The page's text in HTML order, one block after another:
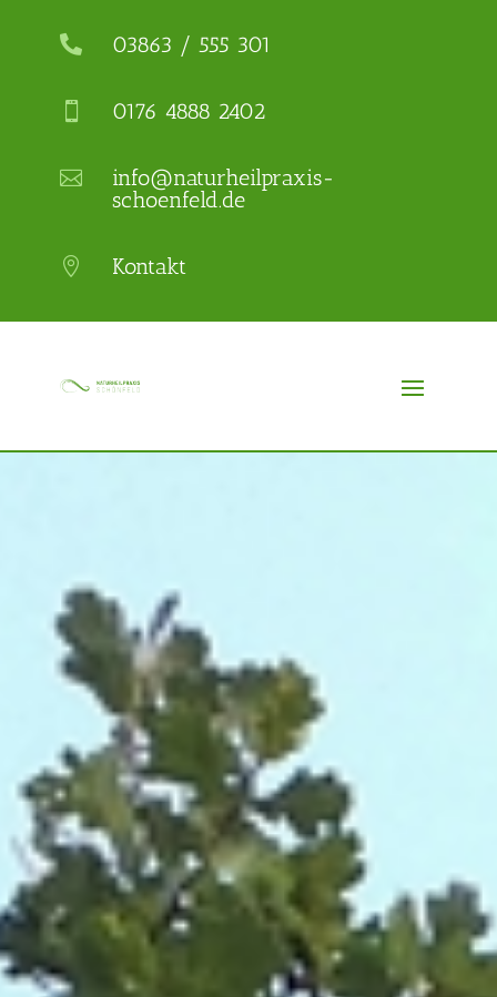
 03863 / 555 301
 0176 4888 2402

info@naturheilpraxis-
schoenfeld.de
 Kontakt